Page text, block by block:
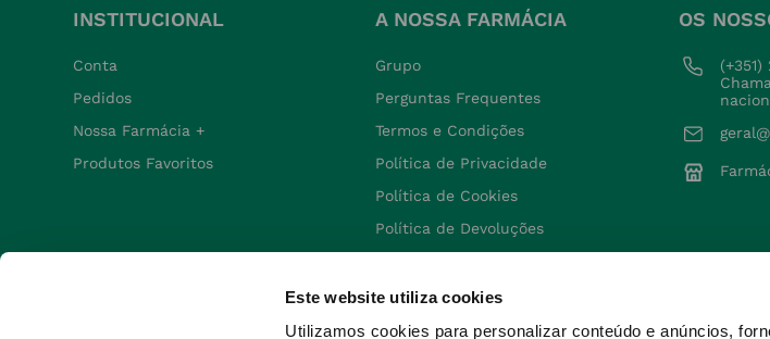
Este website utiliza cookies
Utilizamos cookies para personalizar conteúdo e anúncios,
INSTITUCIONAL
Conta
Pedidos
Nossa Farmácia +
Produtos Favoritos
A NOSSA FARMÁCIA
Grupo
Perguntas Frequentes
Termos e Condições
Política de Privacidade
Política de Cookies
Política de Devoluções
OS